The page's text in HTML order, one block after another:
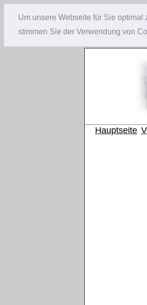
Um unsere Webseite für Sie
stimmen Sie der Verwendung von
Hauptseite